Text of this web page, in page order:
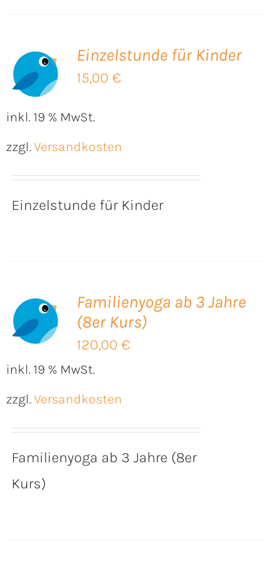
Einzelstunde für Kinder
15,00 €
inkl. 19 % MwSt.
zzgl. Versandkosten
Einzelstunde für Kinder
Familienyoga ab 3 Jahre
(8er Kurs)
120,00 €
inkl. 19 % MwSt.
zzgl. Versandkosten
Familienyoga ab 3 Jahre (8er
Kurs)